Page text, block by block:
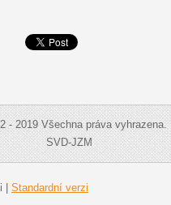
- 2019 Všechna práva vyhrazena.
SVD-JZM
Standardní verzi